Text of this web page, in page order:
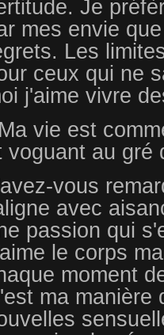
Je
mes envie
Les
ceux qui ne
j'aime vivre
vie est
voguant au gré
vous
avec
passion qui
le corps
moment
ma manière